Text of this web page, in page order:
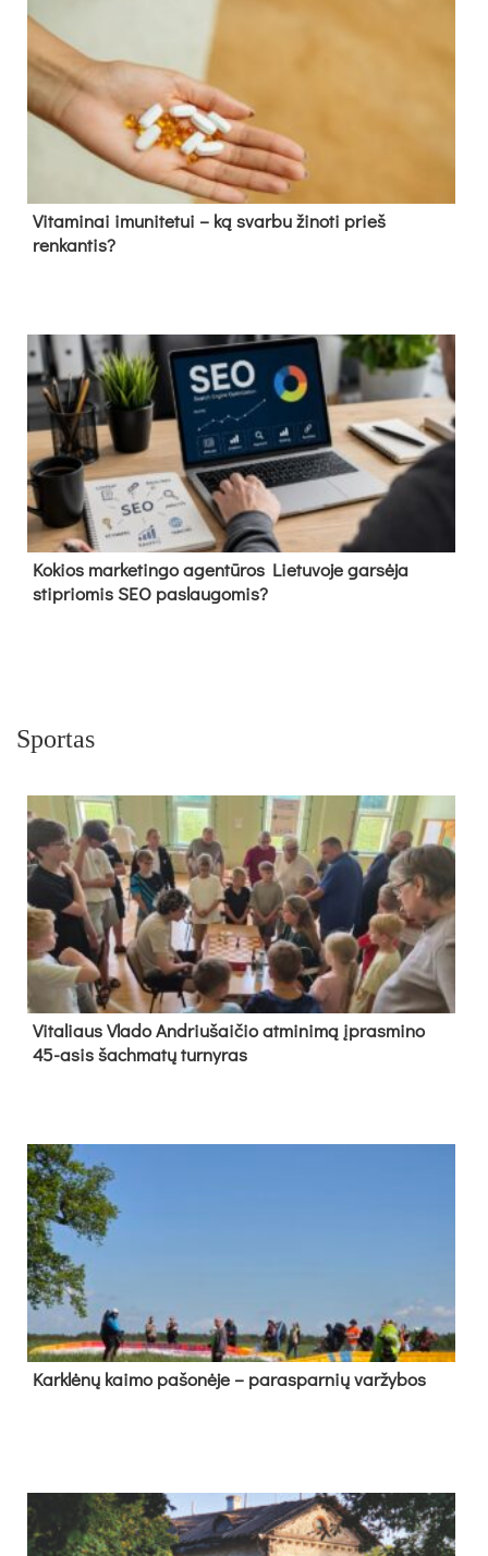
Vitaminai imunitetui – ką svarbu žinoti prieš
renkantis?
Kokios marketingo agentūros Lietuvoje garsėja
stipriomis SEO paslaugomis?
Sportas
Vi­ta­liaus Vla­do And­riu­šai­čio at­mi­ni­mą įpras­mi­no
45-asis šach­ma­tų tur­ny­ras
Kark­lė­nų kai­mo pa­šo­nė­je – pa­ras­par­nių var­žy­bos